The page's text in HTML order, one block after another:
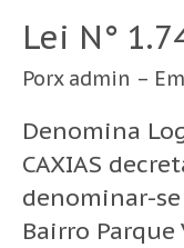
Lei N°
Porx admin –
Denomina
CAXIAS
denominar-se
Bairro